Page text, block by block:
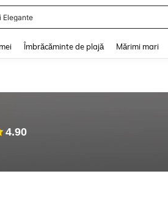
Elegante
Îmbrăcăminte de plajă Mărimi mari
4.90